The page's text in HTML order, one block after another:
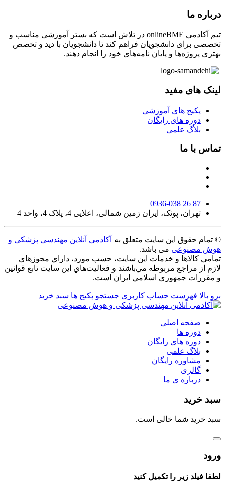
درباره ما
تیم آکادمی onlineBME در تلاش است که بستر آموزشی مناسب و
تخصصی برای دانشجویان فراهم کند تا دانشجویان با دید و تخصص
بهتری پروژه‌ها و پایان نامه‌های خود را انجام دهند.
لینک های مفید
پکیج های آموزشی
دوره های رایگان
بلاگ علمی
تماس با ما
0936-038 26 87
تهران، پونک، ایران زمین شمالی، اعلایی 4، پلاک 4، واحد 4
© تمام حقوق این سایت متعلق به آکادمی آنلاین مهندسی پزشکی و
هوش مصنوعی می باشد.
تمامي كالاها و خدمات اين سایت، حسب مورد، داراي مجوزهاي
لازم از مراجع مربوطه مي‌باشند و فعاليت‌هاي اين سايت تابع قوانين
و مقررات جمهوري اسلامي ايران است.
برو بالا فهرست حساب کاربری جستجو پکیج ها سبد خرید
صفحه اصلی
دوره ها
دوره های رایگان
بلاگ علمی
مشاوره رایگان
گالری
درباره ی ما
سبد خرید
سبد خرید شما خالی است.
ورود
لطفا فیلد زیر را تکمیل کنید